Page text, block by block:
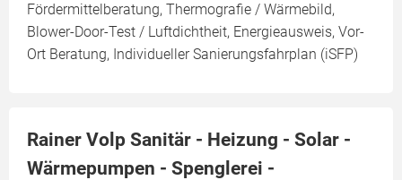
Fördermittelberatung, Thermografie / Wärmebild,
Blower-Door-Test / Luftdichtheit, Energieausweis, Vor-
Ort Beratung, Individueller Sanierungsfahrplan (iSFP)
Rainer Volp Sanitär - Heizung - Solar -
Wärmepumpen - Spenglerei -